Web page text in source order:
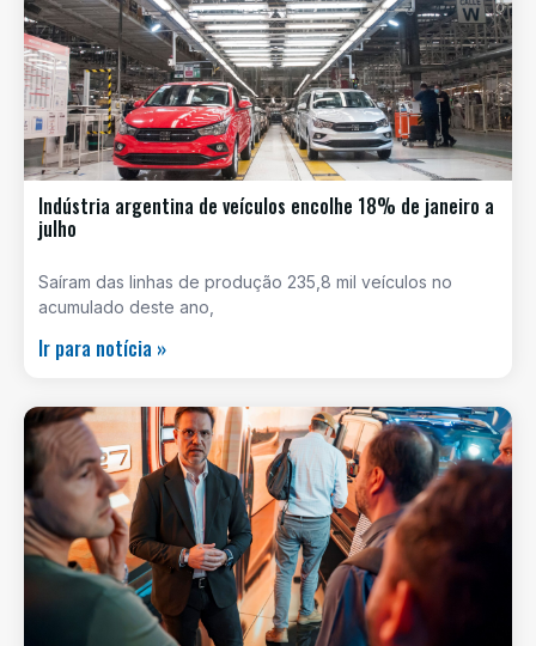
Indústria argentina de veículos encolhe 18% de janeiro a
julho
Saíram das linhas de produção 235,8 mil veículos no
acumulado deste ano,
Ir para notícia »